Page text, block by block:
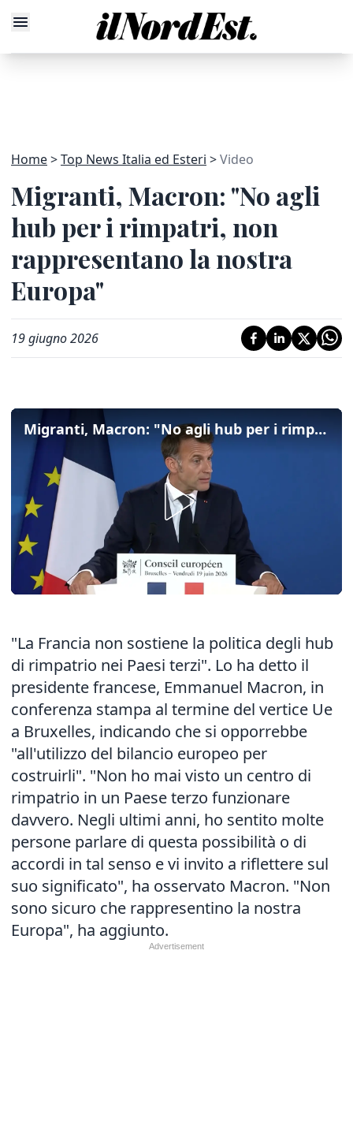
Home Top News Italia ed Esteri Video
Migranti, Macron: "No agli
hub per i rimpatri, non
rappresentano la nostra
Europa"
19 giugno 2026
Migranti, Macron: "No agli hub per i rimpatri, non rappresentano la nostra Europa"
"La Francia non sostiene la politica degli hub
di rimpatrio nei Paesi terzi". Lo ha detto il
presidente francese, Emmanuel Macron, in
conferenza stampa al termine del vertice Ue
a Bruxelles, indicando che si opporrebbe
"all'utilizzo del bilancio europeo per
costruirli". "Non ho mai visto un centro di
rimpatrio in un Paese terzo funzionare
davvero. Negli ultimi anni, ho sentito molte
persone parlare di questa possibilità o di
accordi in tal senso e vi invito a riflettere sul
suo significato", ha osservato Macron. "Non
sono sicuro che rappresentino la nostra
Europa", ha aggiunto.